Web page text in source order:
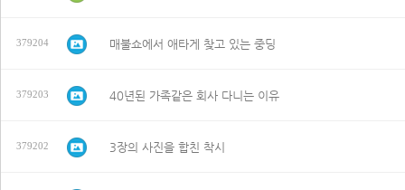
379204 매불쇼에서 애타게 찾고 있는 중딩
379203 40년된 가족같은 회사 다니는 이유
379202 3장의 사진을 합친 착시